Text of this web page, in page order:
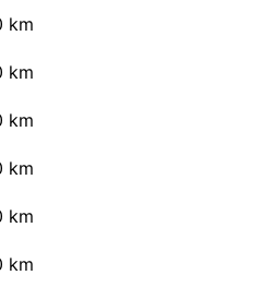
km
km
km
km
km
km